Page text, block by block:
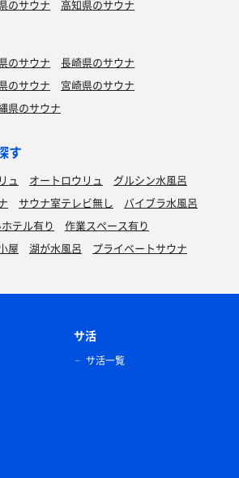
のサウナ 高知県のサウナ
のサウナ
長崎県のサウナ
のサウナ
宮崎県のサウナ
県のサウナ
す
ュ オートロウリュ
グルシン水風呂
サウナ室テレビ無し
バイブラ水風呂
テル有り
作業スペース有り
屋 湖が水風呂 プライベートサウナ
サ活
サ活一覧